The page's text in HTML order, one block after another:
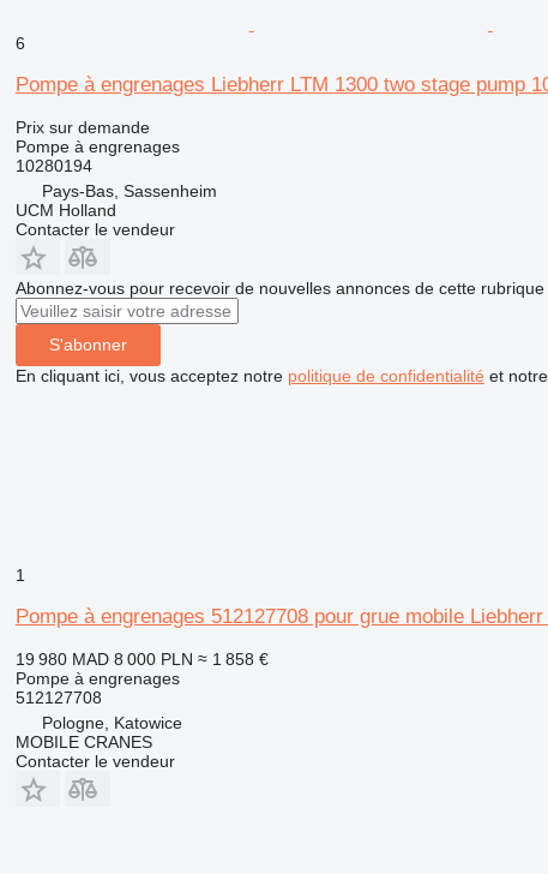
6
Pompe à engrenages Liebherr LTM 1300 two stage pump
Prix sur demande
Pompe à engrenages
10280194
Pays-Bas, Sassenheim
UCM Holland
Contacter le vendeur
Abonnez-vous pour recevoir de nouvelles annonces de cette rubrique
S'abonner
En cliquant ici, vous acceptez notre politique de confidentialité et notre
1
Pompe à engrenages 512127708 pour grue mobile
19 980 MAD 8 000 PLN ≈ 1 858 €
Pompe à engrenages
512127708
Pologne, Katowice
MOBILE CRANES
Contacter le vendeur